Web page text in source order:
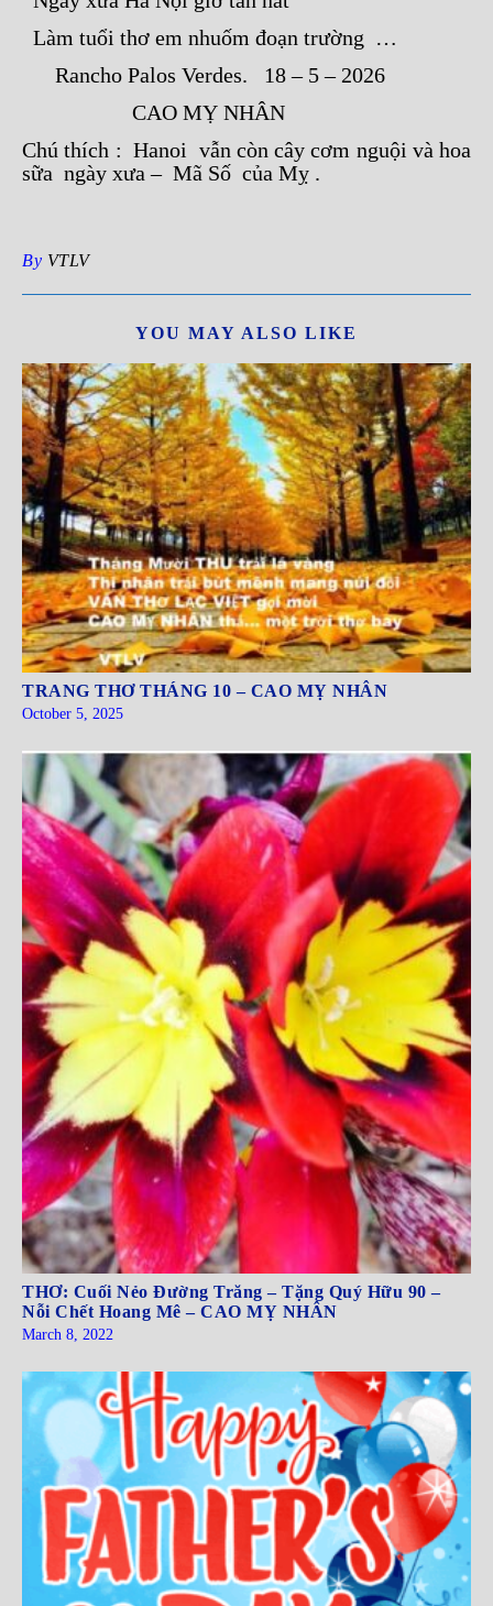
Làm tuổi thơ em nhuốm đoạn trường …
Rancho Palos Verdes. 18 – 5 – 2026
CAO MỴ NHÂN
Chú thích : Hanoi vẫn còn cây cơm nguội và hoa
sữa ngày xưa – Mã Số của Mỵ .
By VTLV
YOU MAY ALSO LIKE
TRANG THƠ THÁNG 10 – CAO MỴ NHÂN
October 5, 2025
THƠ: Cuối Nẻo Đường Trăng – Tặng Quý Hữu 90 –
Nỗi Chết Hoang Mê – CAO MỴ NHÂN
March 8, 2022